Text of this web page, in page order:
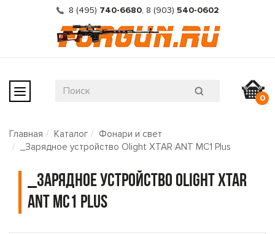
8 (495) 740-6680, 8 (903) 540-0602
0
Главная Каталог
Фонари и свет
_Зарядное устройство Olight XTAR ANT MC1 Plus
_Зарядное устройство Olight XTAR
ANT MC1 Plus